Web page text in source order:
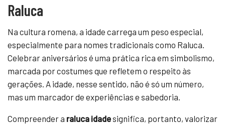
Raluca
Na cultura romena, a idade carrega um peso especial,
especialmente para nomes tradicionais como Raluca.
Celebrar aniversários é uma prática rica em simbolismo,
marcada por costumes que refletem o respeito às
gerações. A idade, nesse sentido, não é só um número,
mas um marcador de experiências e sabedoria.
Compreender a raluca idadesignifica, portanto, valorizar